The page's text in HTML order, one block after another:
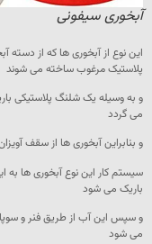
آبخوری سیفونی
این نوع از آبخوری ها که از
پلاستیک مرغوب ساخته می شوند
و به وسیله یک شلنگ پلاستیکی
می گردد
و بنابراین آبخوری ها از سقف
سیستم کار این نوع آبخوری ها
باریک می شود
و سپس این آب از طریق فنر و
می شود